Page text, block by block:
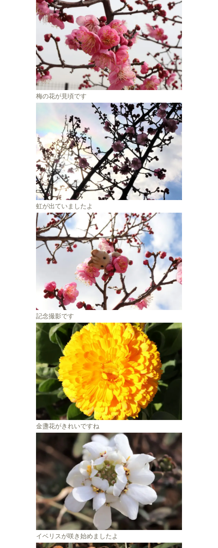
梅の花が見頃です
虹が出ていましたよ
記念撮影です
金盞花がきれいですね
イベリスが咲き始めましたよ